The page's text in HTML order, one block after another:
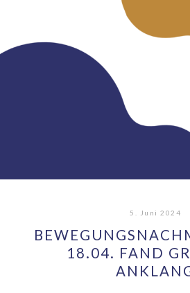
5. Juni 2024
18.04. FAND
NKLANG